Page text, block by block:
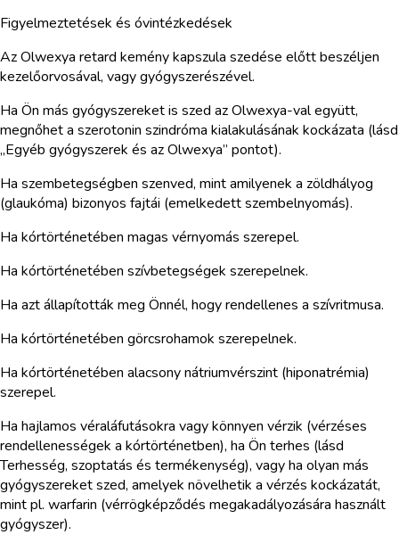
Figyelmeztetések és óvintézkedések
Az Olwexya retard kemény kapszula szedése előtt beszéljen
kezelőorvosával, vagy gyógyszerészével.
Ha Ön más gyógyszereket is szed az Olwexya-val együtt,
megnőhet a szerotonin szindróma kialakulásának kockázata (lásd
„Egyéb gyógyszerek és az Olwexya” pontot).
Ha szembetegségben szenved, mint amilyenek a zöldhályog
(glaukóma) bizonyos fajtái (emelkedett szembelnyomás).
Ha kórtörténetében magas vérnyomás szerepel.
Ha kórtörténetében szívbetegségek szerepelnek.
Ha azt állapították meg Önnél, hogy rendellenes a szívritmusa.
Ha kórtörténetében görcsrohamok szerepelnek.
Ha kórtörténetében alacsony nátriumvérszint (hiponatrémia)
szerepel.
Ha hajlamos véraláfutásokra vagy könnyen vérzik (vérzéses
rendellenességek a kórtörténetben), ha Ön terhes (lásd
Terhesség, szoptatás és termékenység), vagy ha olyan más
gyógyszereket szed, amelyek növelhetik a vérzés kockázatát,
mint pl. warfarin (vérrögképződés megakadályozására használt
gyógyszer).